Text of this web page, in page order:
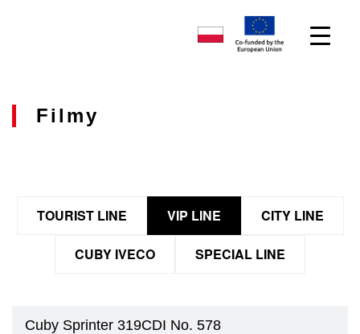
Filmy
TOURIST LINE VIP LINE CITY LINE
CUBY IVECO SPECIAL LINE
Cuby Sprinter 319CDI No. 578